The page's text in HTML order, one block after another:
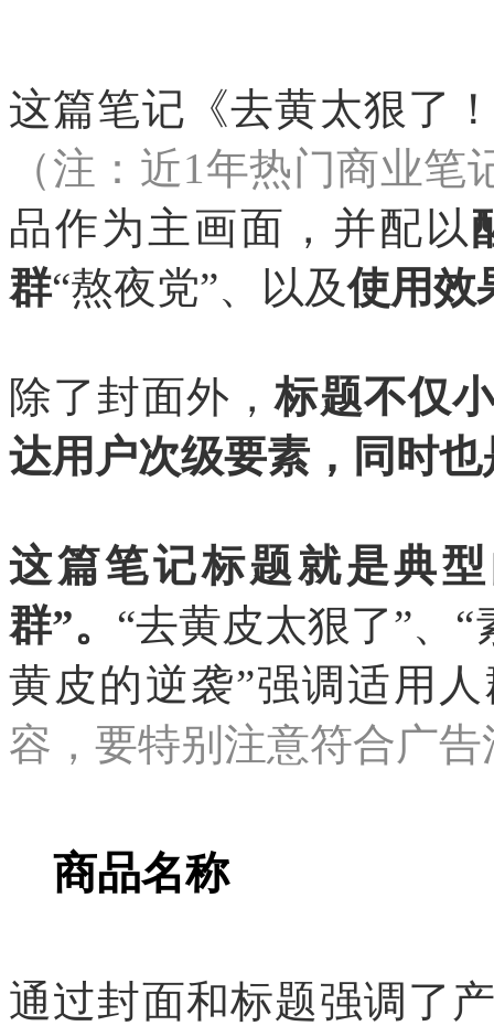
这篇笔记《去黄太狠了
（注：近1年热门商业笔
品作为主画面，并配以
群“熬夜党”、以及使用效
除了封面外，标题不仅
达用户次级要素，同时
这篇笔记标题就是典
群”。 “去黄皮太狠了”、
黄皮的逆袭”强调适用
容，要特别注意符合广告
商品名称
通过封面和标题强调了